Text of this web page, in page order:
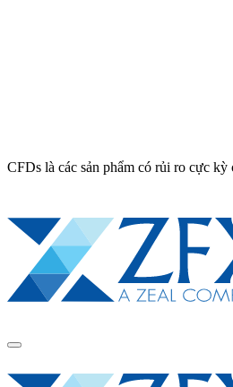
CFDs là các sản phẩm có rủi ro cực